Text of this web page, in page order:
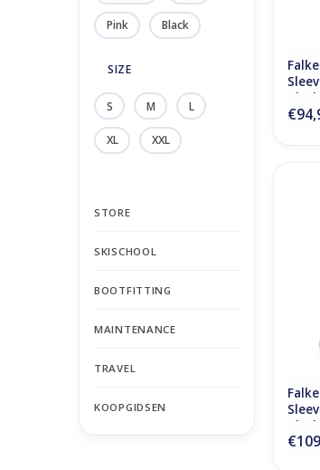
Pink Black
SIZE
S M L
XL XXL
STORE
SKISCHOOL
BOOTFITTING
MAINTENANCE
TRAVEL
KOOPGIDSEN
Black
Black